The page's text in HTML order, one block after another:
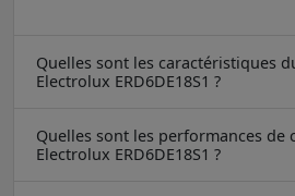
Quelles sont les caractéristiques
Electrolux ERD6DE18S1 ?
Quelles sont les performances de
Electrolux ERD6DE18S1 ?